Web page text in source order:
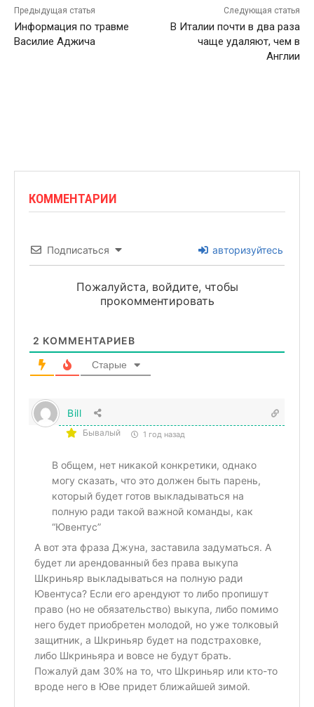
Предыдущая статья
Информация по травме
Василие Аджича
Следующая статья
В Италии почти в два раза
чаще удаляют, чем в
Англии
КОММЕНТАРИИ
Подписаться авторизуйтесь
Пожалуйста, войдите, чтобы
прокомментировать
2 КОММЕНТАРИЕВ
Старые
Bill
Бывалый 1 год назад
В общем, нет никакой конкретики, однако
могу сказать, что это должен быть парень,
который будет готов выкладываться на
полную ради такой важной команды, как
“Ювентус”
А вот эта фраза Джуна, заставила задуматься. А
будет ли арендованный без права выкупа
Шкриньяр выкладываться на полную ради
Ювентуса? Если его арендуют то либо пропишут
право (но не обязательство) выкупа, либо помимо
него будет приобретен молодой, но уже толковый
защитник, а Шкриньяр будет на подстраховке,
либо Шкриньяра и вовсе не будут брать.
Пожалуй дам 30% на то, что Шкриньяр или кто-то
вроде него в Юве придет ближайшей зимой.